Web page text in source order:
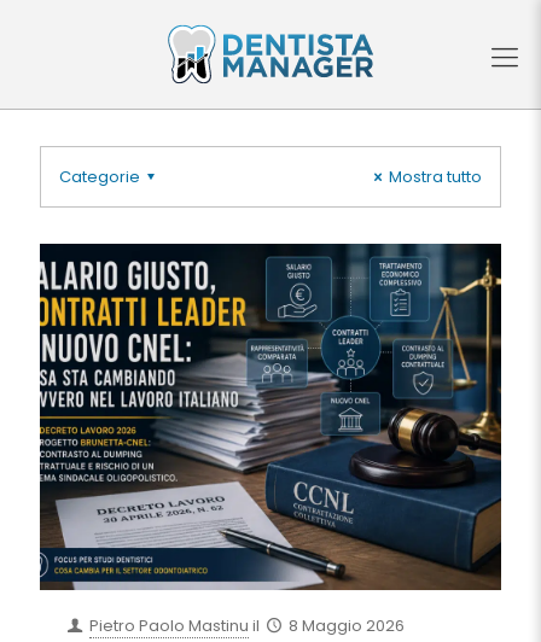
Categorie Mostra tutto
Pietro Paolo Mastinu il 8 Maggio 2026